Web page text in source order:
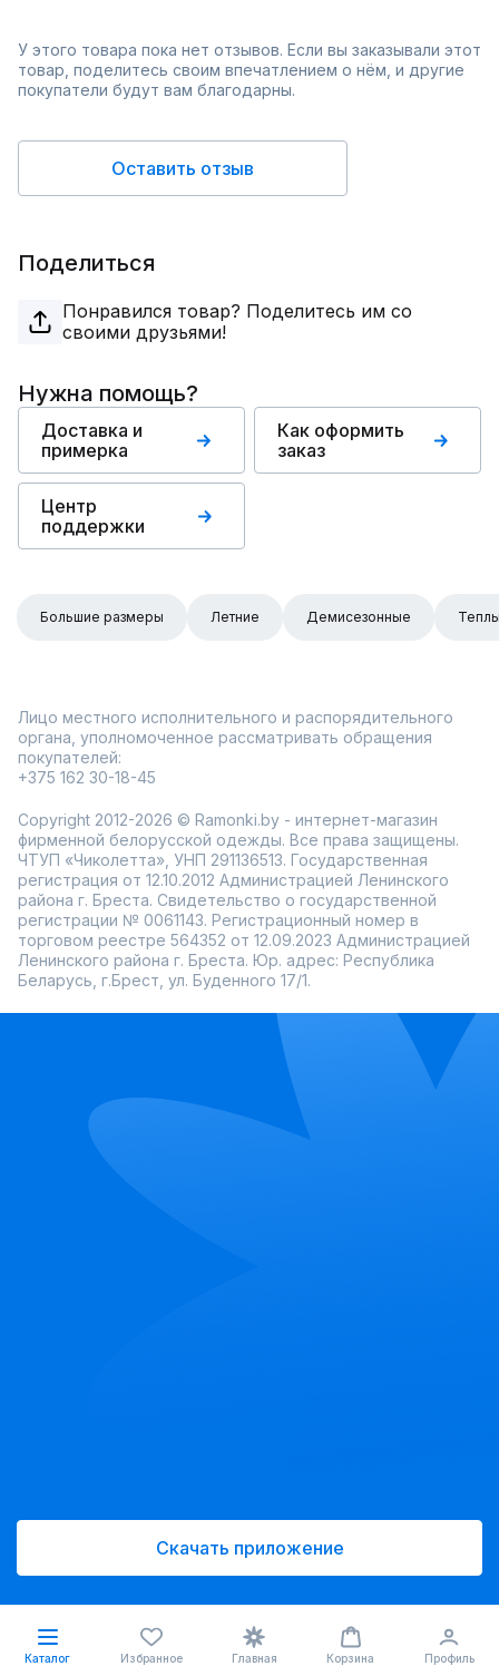
У этого товара пока нет отзывов. Если вы заказывали этот
товар, поделитесь своим впечатлением о нём, и другие
покупатели будут вам благодарны.
Оставить отзыв
Поделиться
Понравился товар? Поделитесь им со
своими друзьями!
Нужна помощь?
Доставка и
примерка
Как оформить
заказ
Центр
поддержки
Большие размеры Летние Демисезонные
Лицо местного исполнительного и распорядительного
органа, уполномоченное рассматривать обращения
покупателей:
+375 162 30-18-45
Copyright 2012-2026 © Ramonki.by - интернет-магазин
фирменной белорусской одежды. Все права защищены.
ЧТУП «Чиколетта», УНП 291136513. Государственная
регистрация от 12.10.2012 Администрацией Ленинского
района г. Бреста. Свидетельство о государственной
регистрации № 0061143. Регистрационный номер в
торговом реестре 564352 от 12.09.2023 Администрацией
Ленинского района г. Бреста. Юр. адрес: Республика
Беларусь, г.Брест, ул. Буденного 17/1.
Скачать приложение
Каталог Избранное Главная Корзина Профиль